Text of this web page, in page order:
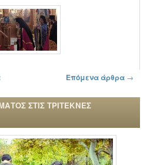
Επόμενα άρθρα →
ΣΤΙΣ ΤΡΙΤΕΚΝΕΣ